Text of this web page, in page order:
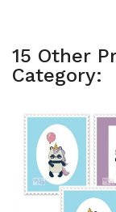
15 Other
Category: